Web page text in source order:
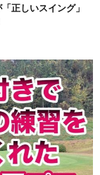
正しいスイング」